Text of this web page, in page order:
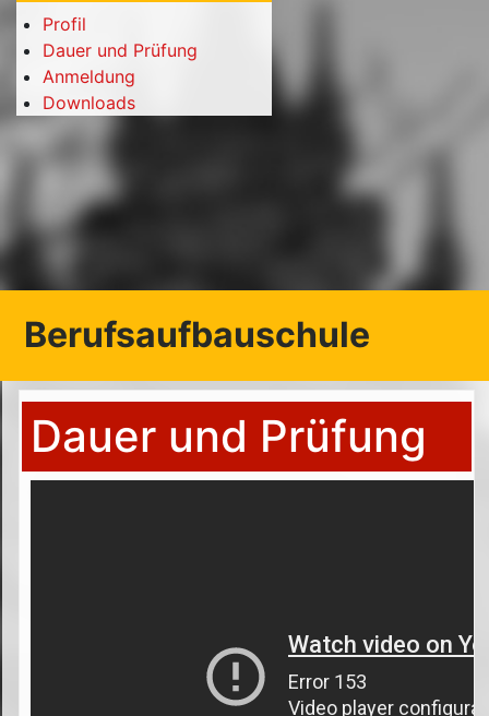
Profil
Dauer und Prüfung
Anmeldung
Downloads
Berufsaufbauschule
Dauer und Prüfung